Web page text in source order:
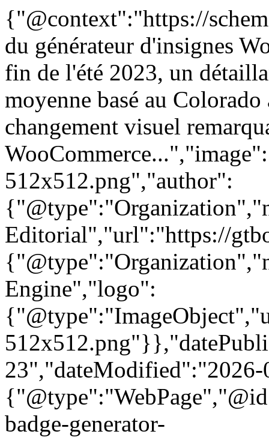
{"@context":"https://
du générateur d'insignes
fin de l'été 2023, un
moyenne basé au
changement visuel
512x512.png","author":
Editorial","url":"https://
Engine","logo":
badge-generator-